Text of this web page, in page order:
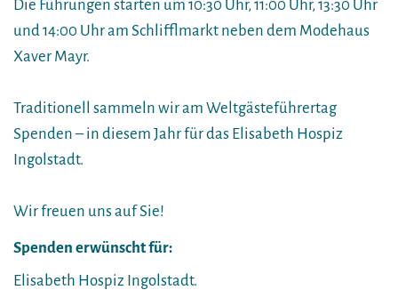
Die Führungen starten um 10:30 Uhr, 11:00 Uhr, 13:30 Uhr
und 14:00 Uhr am Schlifflmarkt neben dem Modehaus
Xaver Mayr.
Traditionell sammeln wir am Weltgästeführertag
Spenden – in diesem Jahr für das Elisabeth Hospiz
Ingolstadt.
Wir freuen uns auf Sie!
Spenden erwünscht für:
Elisabeth Hospiz Ingolstadt.